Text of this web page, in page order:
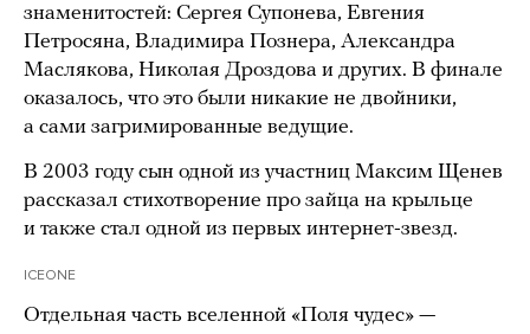
знаменитостей: Сергея Супонева, Евгения
Петросяна, Владимира Познера, Александра
Маслякова, Николая Дроздова и других. В финале
оказалось, что это были никакие не двойники,
а сами загримированные ведущие.
В 2003 году сын одной из участниц Максим Щенев
рассказал стихотворение про зайца на крыльце
и также стал одной из первых интернет-звезд.
ICEONE
Отдельная часть вселенной «Поля чудес» —